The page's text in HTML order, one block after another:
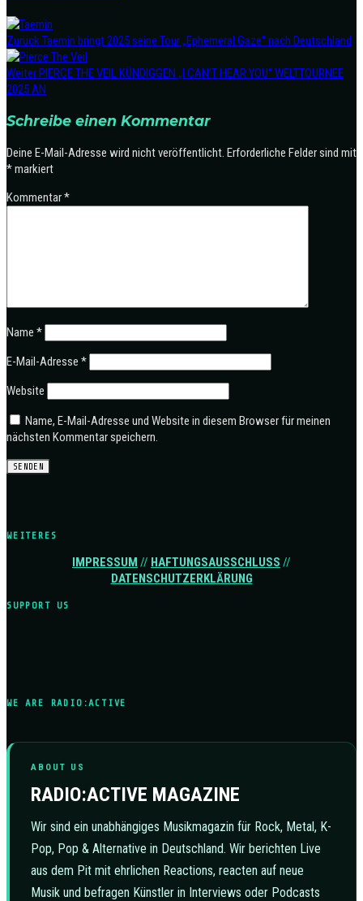
ZurückTaemin bringt 2025 seine Tour „Ephemeral Gaze“ nach Deutschland
WeiterPIERCE THE VEIL KÜNDIGGEN „I CAN’T HEAR YOU“ WELTTOURNEE
2025 AN
Schreibe einen Kommentar
Deine E-Mail-Adresse wird nicht veröffentlicht. Erforderliche Felder sind mit
*markiert
Kommentar*
Name *
E-Mail-Adresse *
Website
Name, E-Mail-Adresse und Website in diesem Browser für meinen
nächsten Kommentar speichern.
WEITERES
IMPRESSUM // HAFTUNGSAUSSCHLUSS //
DATENSCHUTZERKLÄRUNG
SUPPORT US
WE ARE RADIO:ACTIVE
ABOUT US
RADIO:ACTIVE MAGAZINE
Wir sind ein unabhängiges Musikmagazin für Rock, Metal, K-
Pop, Pop & Alternative in Deutschland. Wir berichten Live
aus dem Pit mit ehrlichen Reactions, reacten auf neue
Musik und befragen Künstler in Interviews oder Podcasts